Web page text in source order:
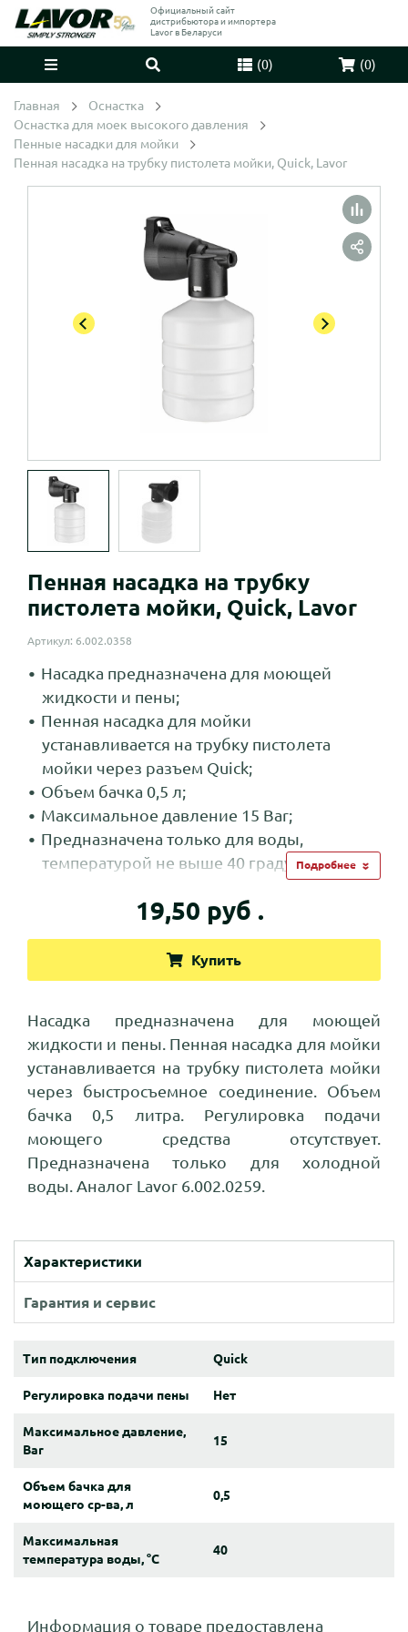
Официальный сайт
дистрибьютора и импортера
Lavor в Беларуси
(0) (0)
Главная
Оснастка
Оснастка для моек высокого давления
Пенные насадки для мойки
Пенная насадка на трубку пистолета мойки, Quick, Lavor
Пенная насадка на трубку
пистолета мойки, Quick, Lavor
Артикул: 6.002.0358
Насадка предназначена для моющей
жидкости и пены;
Пенная насадка для мойки
устанавливается на трубку пистолета
мойки через разъем Quick;
Объем бачка 0,5 л;
Максимальное давление 15 Bar;
Предназначена только для воды,
температурой не выше 40 градусов;Подробнее
19,50 руб .
Купить
Насадка предназначена для моющей
жидкости и пены. Пенная насадка для мойки
устанавливается на трубку пистолета мойки
через быстросъемное соединение. Объем
бачка 0,5 литра. Регулировка подачи
моющего средства отсутствует.
Предназначена только для холодной
воды. Аналог Lavor 6.002.0259.
Характеристики
Гарантия и сервис
Тип подключения Quick
Регулировка подачи пены Нет
Максимальное давление,
Bar
15
Объем бачка для
моющего ср-ва, л
0,5
Максимальная
температура воды, °C
40
Информация о товаре предоставлена